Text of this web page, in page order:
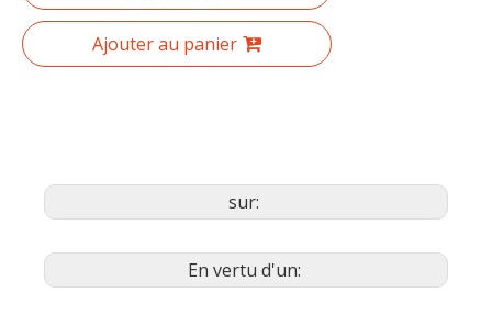
Ajouter au panier
sur:
En vertu d'un: